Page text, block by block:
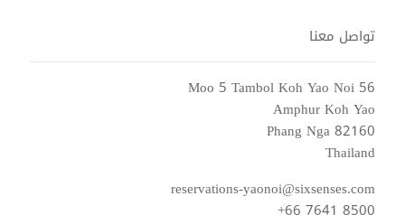
تواصل معنا
56 Moo 5 Tambol Koh Yao Noi
Amphur Koh Yao
Phang Nga 82160
Thailand
reservations-yaonoi@sixsenses.com